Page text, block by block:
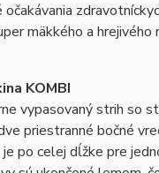
mäkkého a
KOMBI
vypasovaný strih so
priestranné bočné
je po celej dĺžke pre